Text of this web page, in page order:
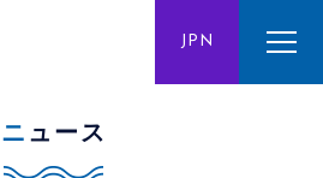
JPN
ENG CHN
ニュース